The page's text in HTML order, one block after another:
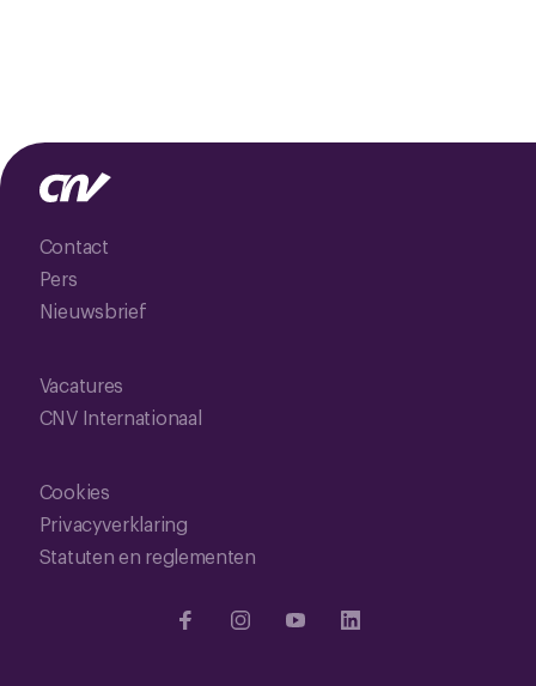
Contact
Pers
Nieuwsbrief
Vacatures
CNV Internationaal
Cookies
Privacyverklaring
Statuten en reglementen